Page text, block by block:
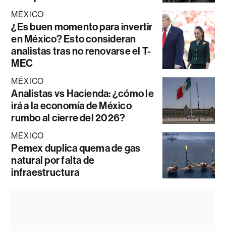
MÉXICO
¿Es buen momento para invertir
en México? Esto consideran
analistas tras no renovarse el T-
MEC
MÉXICO
Analistas vs Hacienda: ¿cómo le
irá a la economía de México
rumbo al cierre del 2026?
MÉXICO
Pemex duplica quema de gas
natural por falta de
infraestructura